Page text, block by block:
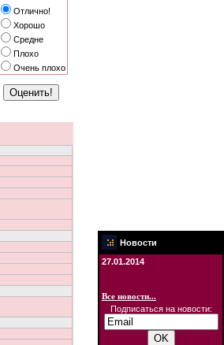
Отлично!
Хорошо
Средне
Плохо
Очень плохо
Новости
27.01.2014
Все новости...
Подписаться на новости: